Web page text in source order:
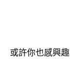
或許你也感興趣